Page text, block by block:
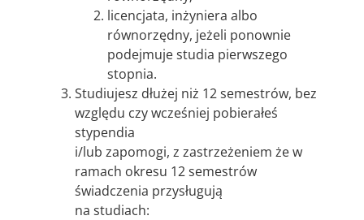
licencjata, inżyniera albo
równorzędny, jeżeli ponownie
podejmuje studia pierwszego
stopnia.
Studiujesz dłużej niż 12 semestrów, bez
względu czy wcześniej pobierałeś
stypendia
i/lub zapomogi, z zastrzeżeniem że w
ramach okresu 12 semestrów
świadczenia przysługują
na studiach: